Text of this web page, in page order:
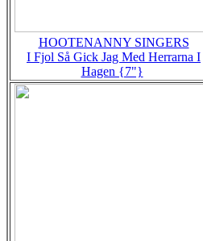
HOOTENANNY SINGERS
I Fjol Så Gick Jag Med Herrarna I
Hagen {7"}